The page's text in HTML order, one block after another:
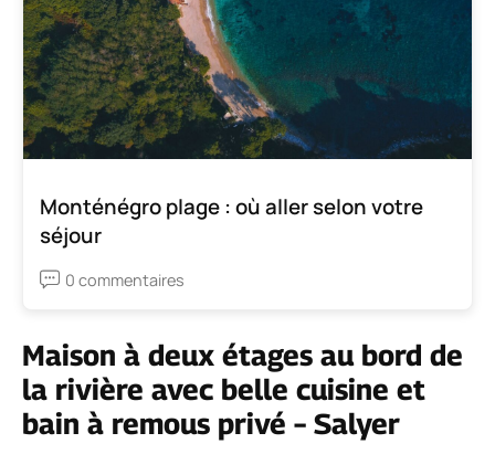
Monténégro plage : où aller selon votre
séjour
0 commentaires
Maison à deux étages au bord de
la rivière avec belle cuisine et
bain à remous privé – Salyer